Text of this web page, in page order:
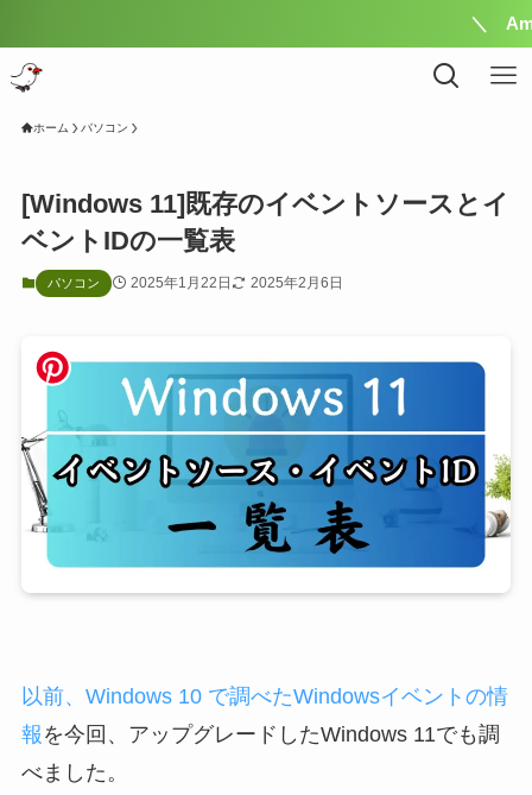
＼ Amazonのセ
ホーム パソコン
[Windows 11]既存のイベントソースとイ
ベントIDの一覧表
パソコン 2025年1月22日 2025年2月6日
以前、Windows 10 で調べたWindowsイベントの情
報 を今回、アップグレードしたWindows 11でも調
べました。